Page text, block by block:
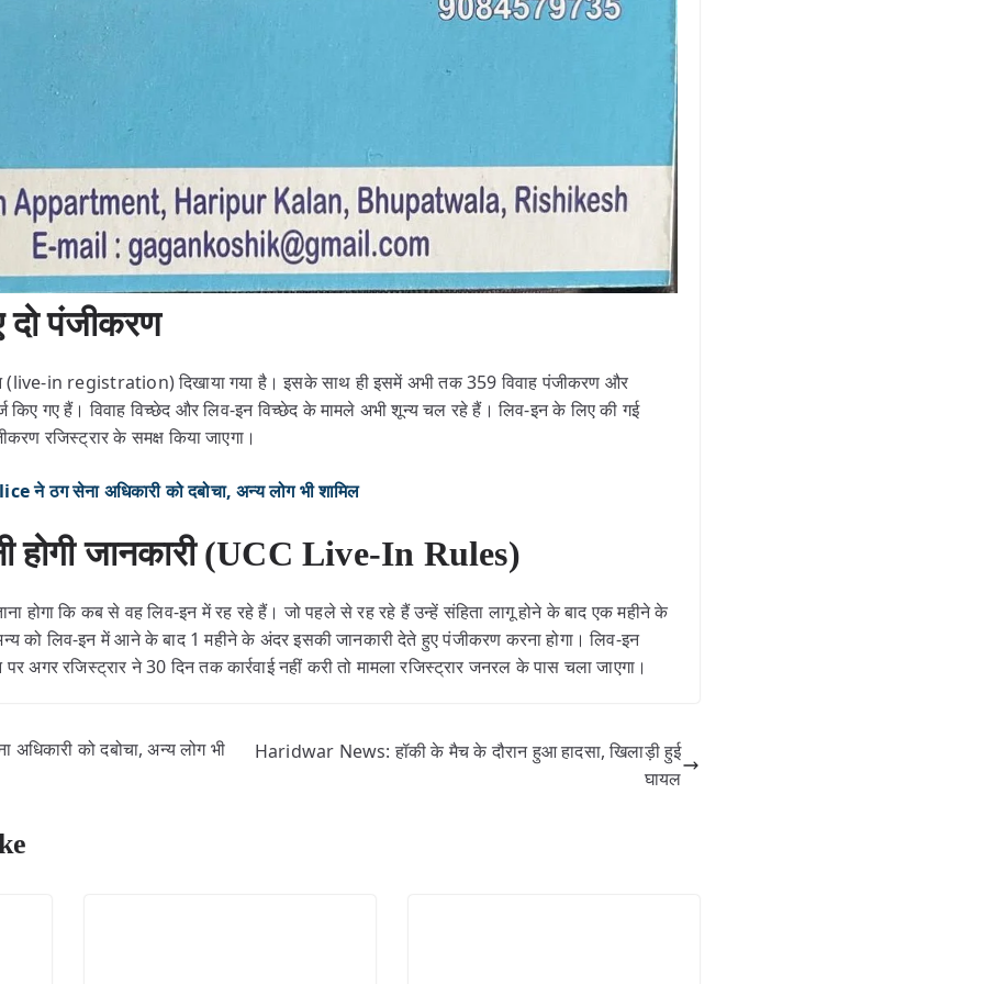
दो पंजीकरण
(live-in registration) दिखाया गया है। इसके साथ ही इसमें अभी तक 359 विवाह पंजीकरण और
किए गए हैं। विवाह विच्छेद और लिव-इन विच्छेद के मामले अभी शून्य चल रहे हैं। लिव-इन के लिए की गई
रजिस्ट्रार के समक्ष किया जाएगा।
ठग सेना अधिकारी को दबोचा, अन्य लोग भी शामिल
होगी जानकारी (UCC Live-In Rules)
होगा कि कब से वह लिव-इन में रह रहे हैं। जो पहले से रह रहे हैं उन्हें संहिता लागू होने के बाद एक महीने के
को लिव-इन में आने के बाद 1 महीने के अंदर इसकी जानकारी देते हुए पंजीकरण करना होगा। लिव-इन
अगर रजिस्ट्रार ने 30 दिन तक कार्रवाई नहीं करी तो मामला रजिस्ट्रार जनरल के पास चला जाएगा।
को दबोचा, अन्य लोग भी
Haridwar News: हॉकी के मैच के दौरान हुआ हादसा, खिलाड़ी हुई
घायल